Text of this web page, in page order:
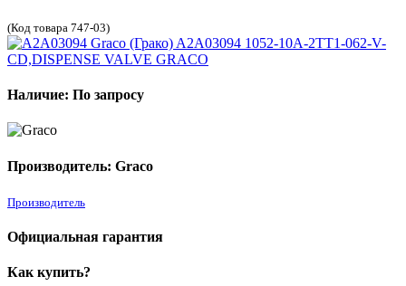
(Код товара 747-03)
Наличие: По запросу
Производитель: Graco
Производитель
Официальная гарантия
Как купить?